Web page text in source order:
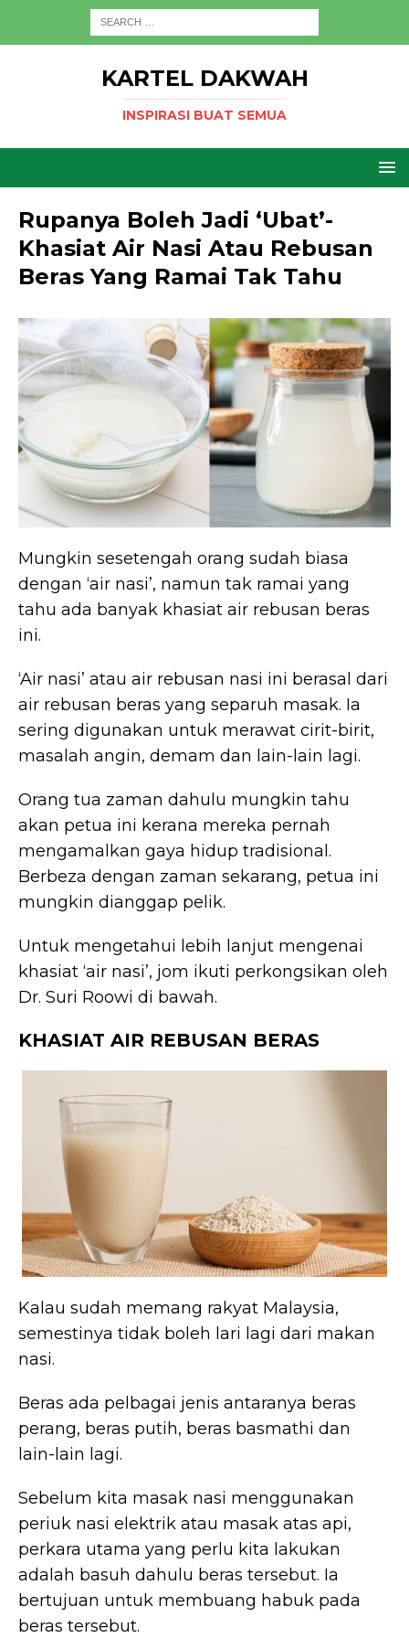
KARTEL DAKWAH
INSPIRASI BUAT SEMUA
Rupanya Boleh Jadi ‘Ubat’-
Khasiat Air Nasi Atau Rebusan
Beras Yang Ramai Tak Tahu
Mungkin sesetengah orang sudah biasa
dengan ‘air nasi’, namun tak ramai yang
tahu ada banyak khasiat air rebusan beras
ini.
‘Air nasi’ atau air rebusan nasi ini berasal dari
air rebusan beras yang separuh masak. Ia
sering digunakan untuk merawat cirit-birit,
masalah angin, demam dan lain-lain lagi.
Orang tua zaman dahulu mungkin tahu
akan petua ini kerana mereka pernah
mengamalkan gaya hidup tradisional.
Berbeza dengan zaman sekarang, petua ini
mungkin dianggap pelik.
Untuk mengetahui lebih lanjut mengenai
khasiat ‘air nasi’, jom ikuti perkongsikan oleh
Dr. Suri Roowi di bawah.
KHASIAT AIR REBUSAN BERAS
Kalau sudah memang rakyat Malaysia,
semestinya tidak boleh lari lagi dari makan
nasi.
Beras ada pelbagai jenis antaranya beras
perang, beras putih, beras basmathi dan
lain-lain lagi.
Sebelum kita masak nasi menggunakan
periuk nasi elektrik atau masak atas api,
perkara utama yang perlu kita lakukan
adalah basuh dahulu beras tersebut. Ia
bertujuan untuk membuang habuk pada
beras tersebut.